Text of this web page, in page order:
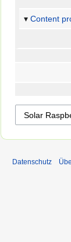
Content
Datenschutz